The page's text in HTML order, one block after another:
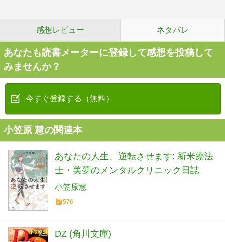
感想レビュー ネタバレ
あなたも読書メーターに登録して感想を投稿して
みませんか？
今すぐ登録する（無料）
小笠原 慧の関連本
あなたの人生、逆転させます: 新米療法
士・美夢のメンタルクリニック日誌
小笠原慧
576
DZ (角川文庫)